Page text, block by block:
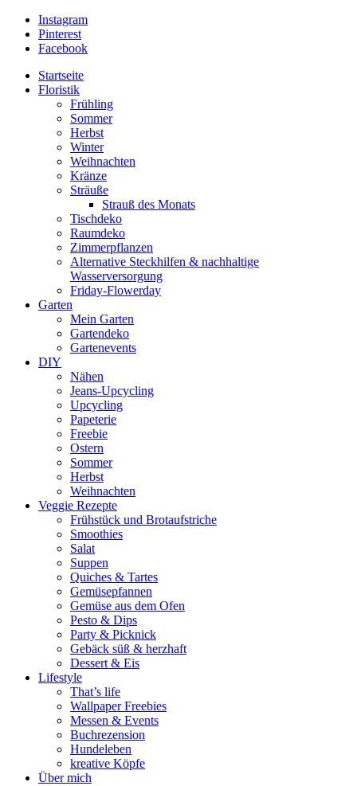
Instagram
Pinterest
Facebook
Startseite
Floristik
Frühling
Sommer
Herbst
Winter
Weihnachten
Kränze
Sträuße
Strauß des Monats
Tischdeko
Raumdeko
Zimmerpflanzen
Alternative Steckhilfen & nachhaltige
Wasserversorgung
Friday-Flowerday
Garten
Mein Garten
Gartendeko
Gartenevents
DIY
Nähen
Jeans-Upcycling
Upcycling
Papeterie
Freebie
Ostern
Sommer
Herbst
Weihnachten
Veggie Rezepte
Frühstück und Brotaufstriche
Smoothies
Salat
Suppen
Quiches & Tartes
Gemüsepfannen
Gemüse aus dem Ofen
Pesto & Dips
Party & Picknick
Gebäck süß & herzhaft
Dessert & Eis
Lifestyle
That’s life
Wallpaper Freebies
Messen & Events
Buchrezension
Hundeleben
kreative Köpfe
Über mich